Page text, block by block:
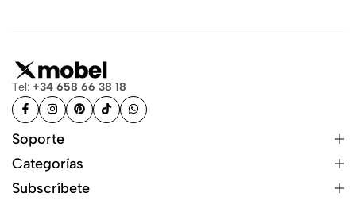
Tel: +34 658 66 38 18
Soporte
Categorías
Subscríbete